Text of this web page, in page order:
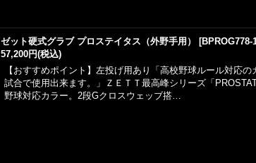
ゼット硬式グラブ プロステイタス（外野手用） [BPROG778-
57,200円(税込)
【おすすめポイント】左投げ用あり「高校野球ルール対応
試合で使用出来ます。」ＺＥＴＴ最高峰シリーズ「
野球対応カラー。2段Gクロスウェッブ搭…